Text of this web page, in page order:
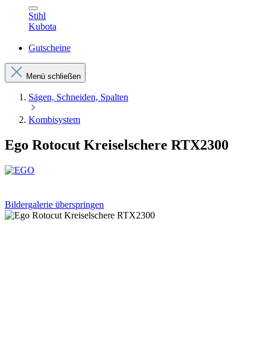
Stihl
Kubota
Gutscheine
Menü schließen
Sägen, Schneiden, Spalten
Kombisystem
Ego Rotocut Kreiselschere RTX2300
Bildergalerie überspringen